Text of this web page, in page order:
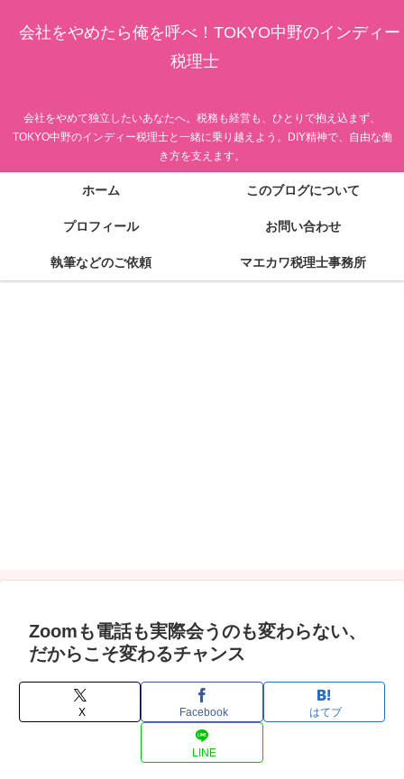
会社をやめたら俺を呼べ！TOKYO中野のインディー
税理士
会社をやめて独立したいあなたへ。税務も経営も、ひとりで抱え込まず、
TOKYO中野のインディー税理士と一緒に乗り越えよう。DIY精神で、自由な働
き方を支えます。
ホーム このブログについて
プロフィール お問い合わせ
執筆などのご依頼 マエカワ税理士事務所
Zoomも電話も実際会うのも変わらない、
だからこそ変わるチャンス
X Facebook はてブ
LINE